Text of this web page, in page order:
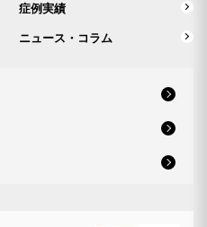
症例実績
ニュース・コラム